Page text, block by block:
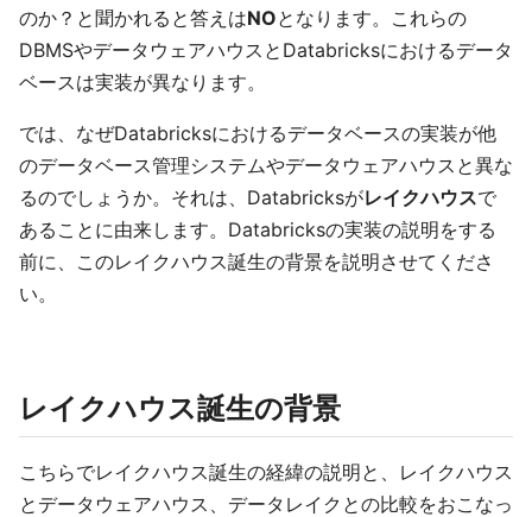
のか？と聞かれると答えはNOとなります。これらの
DBMSやデータウェアハウスとDatabricksにおけるデータ
ベースは実装が異なります。
では、なぜDatabricksにおけるデータベースの実装が他
のデータベース管理システムやデータウェアハウスと異な
るのでしょうか。それは、Databricksがレイクハウスで
あることに由来します。Databricksの実装の説明をする
前に、このレイクハウス誕生の背景を説明させてくださ
い。
レイクハウス誕生の背景
こちらでレイクハウス誕生の経緯の説明と、レイクハウス
とデータウェアハウス、データレイクとの比較をおこなっ